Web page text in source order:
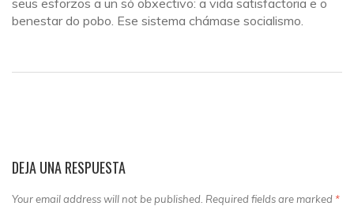
seus esforzos a un só obxectivo: a vida satisfactoria e o
benestar do pobo. Ese sistema chámase socialismo.
DEJA UNA RESPUESTA
Your email address will not be published. Required fields are marked *